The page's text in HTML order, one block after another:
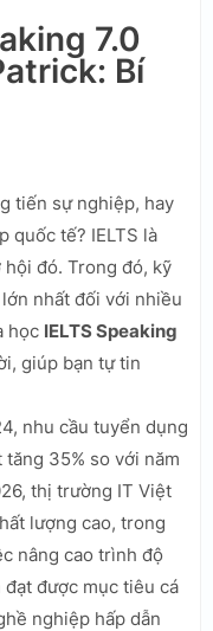
7.0
Bí
tiến sự nghiệp, hay
quốc tế? IELTS là
đó. Trong đó, kỹ
nhất đối với nhiều
học IELTS Speaking
giúp bạn tự tin
nhu cầu tuyển dụng
35% so với năm
thị trường IT Việt
lượng cao, trong
nâng cao trình độ
đạt được mục tiêu cá
nghiệp hấp dẫn